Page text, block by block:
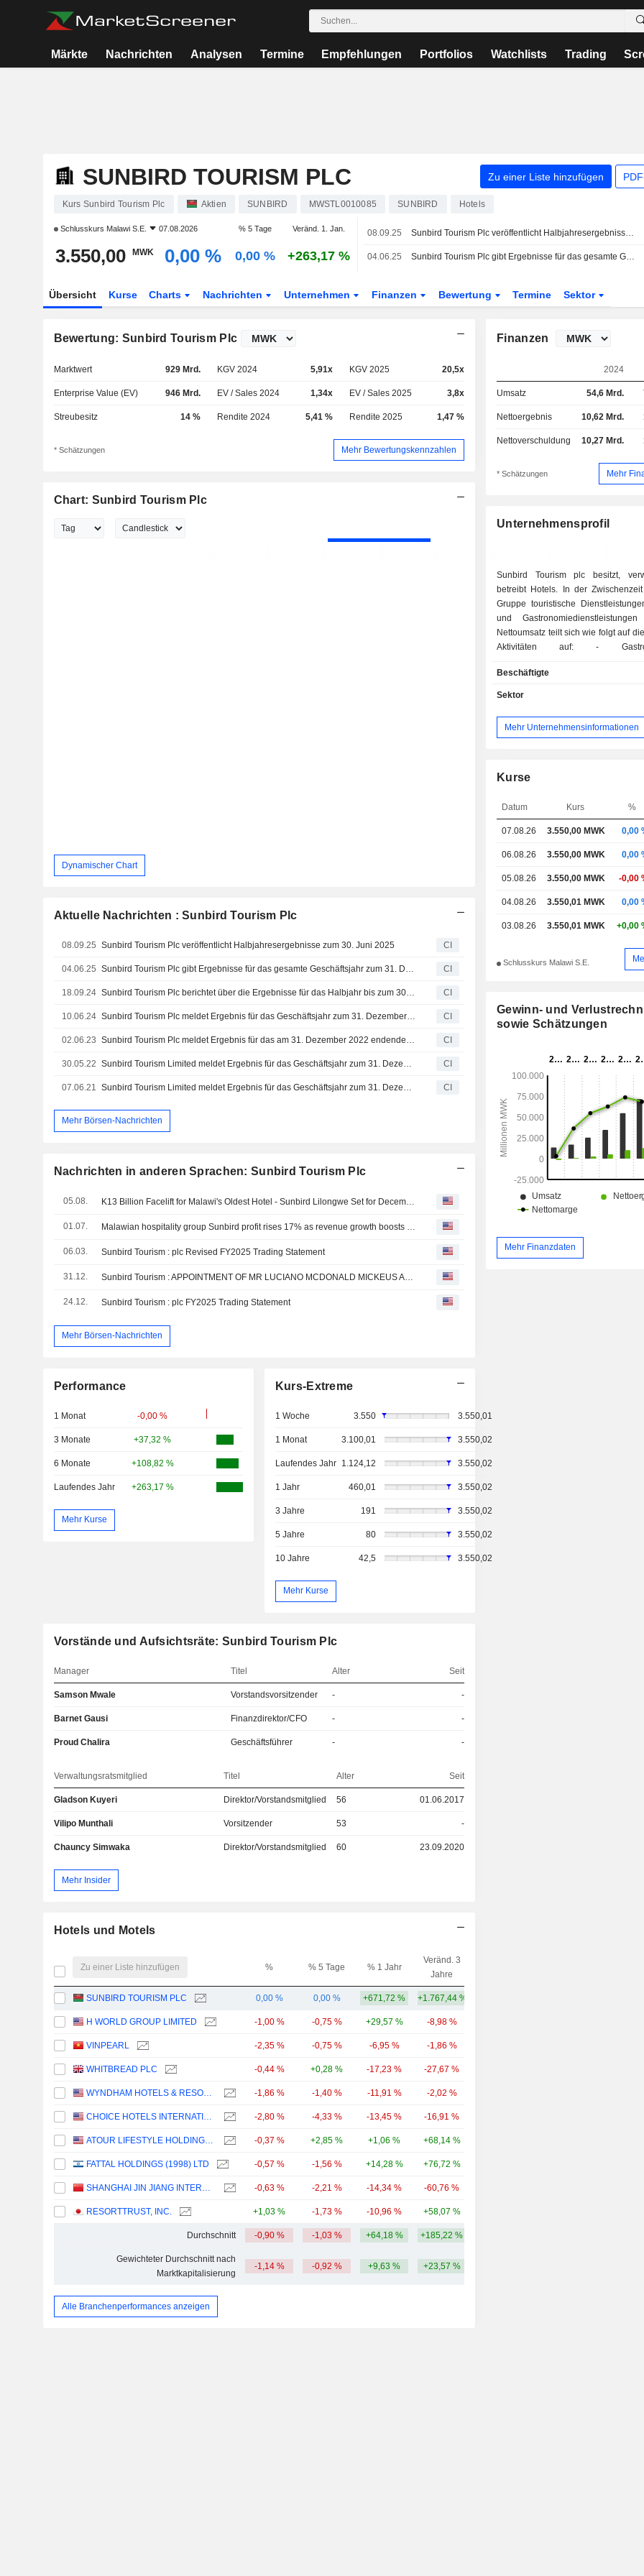
Märkte Nachrichten Analysen Termine Empfehlungen Portfolios Watchlists Trading
SUNBIRD TOURISM PLC Zu einer Liste hinzufügen
Kurs Sunbird Tourism Plc Aktien SUNBIRD MWSTL0010085 SUNBIRD Hotels
Schlusskurs Malawi S.E. 07.08.2026 % 5 Tage Veränd. 1. Jan.
3.550,00 MWK 0,00 % 0,00 % +263,17 %
08.09.25 Sunbird Tourism Plc veröffentlicht Halbjahresergebnisse zum 30. Juni 2025
04.06.25 Sunbird Tourism Plc gibt Ergebnisse für das gesamte Geschäftsjahr zum 31. Dezember 2025 bekannt
Übersicht Kurse Charts Nachrichten Unternehmen Finanzen Bewertung Termine Sektor
Bewertung: Sunbird Tourism Plc
Marktwert 929 Mrd. KGV 2024 5,91x KGV 2025 20,5x
Enterprise Value (EV) 946 Mrd. EV / Sales 2024 1,34x EV / Sales 2025 3,8x
Streubesitz 14 % Rendite 2024 5,41 % Rendite 2025 1,47 %
* Schätzungen Mehr Bewertungskennzahlen
Chart: Sunbird Tourism Plc
Dynamischer Chart
Aktuelle Nachrichten : Sunbird Tourism Plc
08.09.25 Sunbird Tourism Plc veröffentlicht Halbjahresergebnisse zum 30. Juni 2025 CI
04.06.25 Sunbird Tourism Plc gibt Ergebnisse für das gesamte Geschäftsjahr zum 31. Dezember 2025 bekannt CI
18.09.24 Sunbird Tourism Plc berichtet über die Ergebnisse für das Halbjahr bis zum 30. Juni 2024 CI
10.06.24 Sunbird Tourism Plc meldet Ergebnis für das Geschäftsjahr zum 31. Dezember 2023 CI
02.06.23 Sunbird Tourism Plc meldet Ergebnis für das am 31. Dezember 2022 endende Geschäftsjahr CI
30.05.22 Sunbird Tourism Limited meldet Ergebnis für das Geschäftsjahr zum 31. Dezember 2021 CI
07.06.21 Sunbird Tourism Limited meldet Ergebnis für das Geschäftsjahr zum 31. Dezember 2019 CI
Mehr Börsen-Nachrichten
Nachrichten in anderen Sprachen: Sunbird Tourism Plc
05.08.
01.07.
06.03. Sunbird Tourism : plc Revised FY2025 Trading Statement
31.12.
24.12. Sunbird Tourism : plc FY2025 Trading Statement
Mehr Börsen-Nachrichten
Performance
1 Monat -0,00 %
3 Monate +37,32 %
6 Monate +108,82 %
Laufendes Jahr +263,17 %
Mehr Kurse
Kurs-Extreme
1 Woche 3.550 3.550,01
1 Monat 3.100,01 3.550,02
Laufendes Jahr 1.124,12 3.550,02
1 Jahr 460,01 3.550,02
3 Jahre 191 3.550,02
5 Jahre 80 3.550,02
10 Jahre 42,5 3.550,02
Mehr Kurse
Vorstände und Aufsichtsräte: Sunbird Tourism Plc
Manager Titel Alter Seit
Samson Mwale Vorstandsvorsitzender - -
Barnet Gausi Finanzdirektor/CFO - -
Proud Chalira Geschäftsführer - -
Verwaltungsratsmitglied Titel Alter Seit
Gladson Kuyeri Direktor/Vorstandsmitglied 56 01.06.2017
Vilipo Munthali Vorsitzender 53 -
Chauncy Simwaka Direktor/Vorstandsmitglied 60 23.09.2020
Mehr Insider
Hotels und Motels
Zu einer Liste hinzufügen % % 5 Tage % 1 Jahr
Veränd. 3
Jahre
SUNBIRD TOURISM PLC 0,00 % 0,00 % +671,72 % +1.767,44 %
H WORLD GROUP LIMITED -1,00 % -0,75 % +29,57 % -8,98 %
VINPEARL -2,35 % -0,75 % -6,95 % -1,86 %
WHITBREAD PLC -0,44 % +0,28 % -17,23 % -27,67 %
WYNDHAM HOTELS & RESORTS, INC. -1,86 % -1,40 % -11,91 % -2,02 %
CHOICE HOTELS INTERNATIONAL, INC. -2,80 % -4,33 % -13,45 % -16,91 %
ATOUR LIFESTYLE HOLDINGS LIMITED -0,37 % +2,85 % +1,06 % +68,14 %
FATTAL HOLDINGS (1998) LTD -0,57 % -1,56 % +14,28 % +76,72 %
SHANGHAI JIN JIANG INTERNATIONAL HOTELS CO., LTD. -0,63 % -2,21 % -14,34 % -60,76 %
RESORTTRUST, INC. +1,03 % -1,73 % -10,96 % +58,07 %
Durchschnitt -0,90 % -1,03 % +64,18 % +185,22 %
Gewichteter Durchschnitt nach
Marktkapitalisierung
-1,14 % -0,92 % +9,63 % +23,57 %
Alle Branchenperformances anzeigen
Finanzen
2024
Umsatz 54,6 Mrd.
Nettoergebnis 10,62 Mrd.
Nettoverschuldung 10,27 Mrd.
* Schätzungen Mehr
Unternehmensprofil
Sunbird Tourism plc besitzt,
betreibt Hotels. In der
Gruppe touristische
und
Nettoumsatz teilt sich wie folgt auf
Aktivitäten auf: - Gastronomische
(40,2%): Betrieb von 8 Hotels
Hotel, Sunbird Mount Soche,
Beach, Sunbird Ku Chawe,
und Sunbird Chintheche) in Malawi; - Sonstige
Nettoumsatz teilt sich geografisch
Amerika (1%) und Sonstige (1%).
Beschäftigte
Sektor
Mehr Unternehmensinformationen
Kurse
Datum Kurs %
07.08.26 3.550,00 MWK 0,00
06.08.26 3.550,00 MWK 0,00
05.08.26 3.550,00 MWK -0,00
04.08.26 3.550,01 MWK 0,00
03.08.26 3.550,01 MWK +0,00
Schlusskurs Malawi S.E.
Gewinn- und
sowie Schätzungen
Mehr Finanzdaten